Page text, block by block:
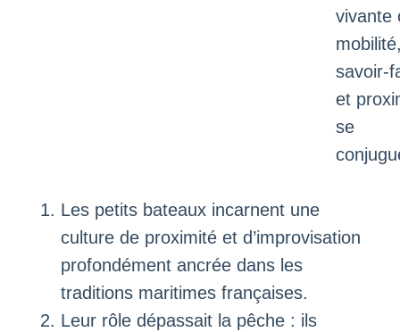
vivante
savoir-
et
se
Les petits bateaux incarnent une
culture de proximité et d’improvisation
profondément ancrée dans les
traditions maritimes françaises.
Leur rôle dépassait la pêche : ils